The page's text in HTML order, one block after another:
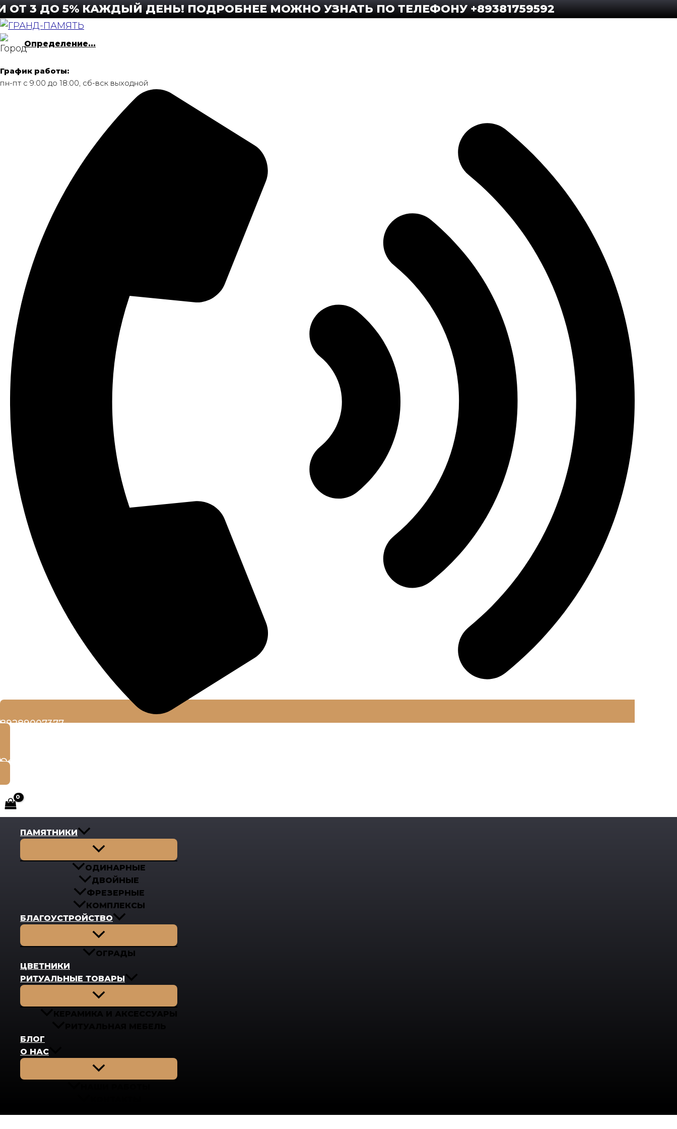
Перейти
к
содержимому
5% КАЖДЫЙ ДЕНЬ! ПОДРОБНЕЕ МОЖНО УЗНАТЬ ПО ТЕЛЕФОНУ +89381759592
Определение...
График работы:
пн-пт с 9:00 до 18:00, сб-вск выходной
89289007377
Оставить заявку
ПАМЯТНИКИ
Переключатель
меню
ОДИНАРНЫЕ
ДВОЙНЫЕ
ФРЕЗЕРНЫЕ
КОМПЛЕКСЫ
БЛАГОУСТРОЙСТВО
Переключатель
меню
ОГРАДЫ
ЦВЕТНИКИ
РИТУАЛЬНЫЕ ТОВАРЫ
Переключатель
меню
БЛОГ
О НАС
Переключатель
меню